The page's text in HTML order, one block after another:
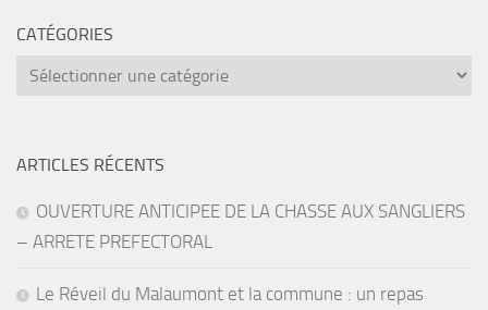
CATÉGORIES
catégories
ARTICLES RÉCENTS
OUVERTURE ANTICIPEE DE LA CHASSE AUX SANGLIERS
– ARRETE PREFECTORAL
Le Réveil du Malaumont et la commune : un repas